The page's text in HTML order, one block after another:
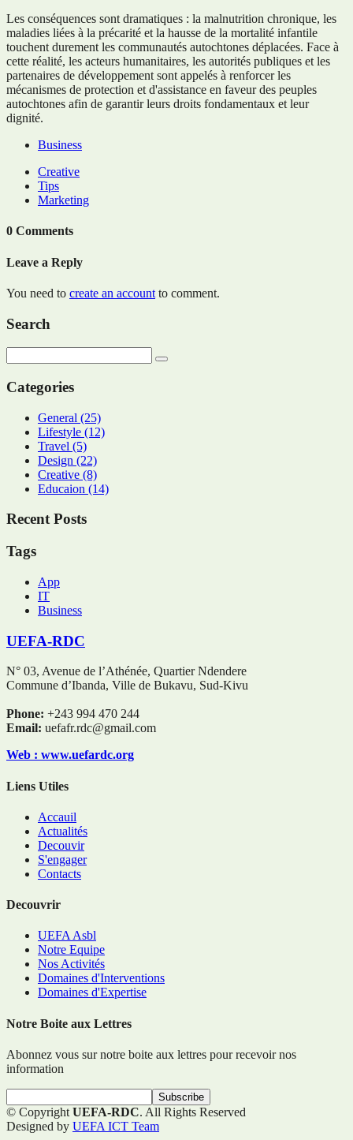
Les conséquences sont dramatiques : la malnutrition chronique, les
maladies liées à la précarité et la hausse de la mortalité infantile
touchent durement les communautés autochtones déplacées. Face à
cette réalité, les acteurs humanitaires, les autorités publiques et les
partenaires de développement sont appelés à renforcer les
mécanismes de protection et d'assistance en faveur des peuples
autochtones afin de garantir leurs droits fondamentaux et leur
dignité.
Business
Creative
Tips
Marketing
0 Comments
Leave a Reply
You need to create an account to comment.
Search
Categories
General (25)
Lifestyle (12)
Travel (5)
Design (22)
Creative (8)
Educaion (14)
Recent Posts
Tags
App
IT
Business
UEFA-RDC
N° 03, Avenue de l’Athénée, Quartier Ndendere
Commune d’Ibanda, Ville de Bukavu, Sud-Kivu
Phone: +243 994 470 244
Email: uefafr.rdc@gmail.com
Web : www.uefardc.org
Liens Utiles
Accauil
Actualités
Decouvir
S'engager
Contacts
Decouvrir
UEFA Asbl
Notre Equipe
Nos Activités
Domaines d'Interventions
Domaines d'Expertise
Notre Boite aux Lettres
Abonnez vous sur notre boite aux lettres pour recevoir nos
information
© Copyright UEFA-RDC. All Rights Reserved
Designed by UEFA ICT Team